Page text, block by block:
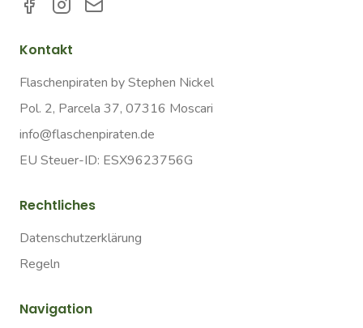
Kontakt
Flaschenpiraten by Stephen Nickel
Pol. 2, Parcela 37, 07316 Moscari
info@flaschenpiraten.de
EU Steuer-ID: ESX9623756G
Rechtliches
Datenschutzerklärung
Regeln
Navigation